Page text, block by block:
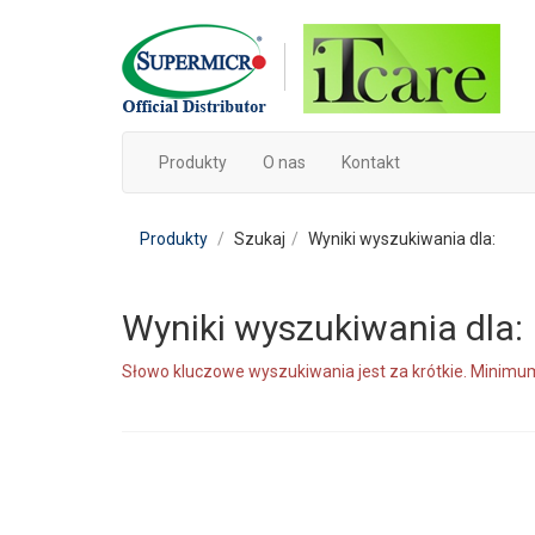
Produkty O nas Kontakt
Produkty Szukaj Wyniki wyszukiwania dla:
Wyniki wyszukiwania dla:
Słowo kluczowe wyszukiwania jest za krótkie.